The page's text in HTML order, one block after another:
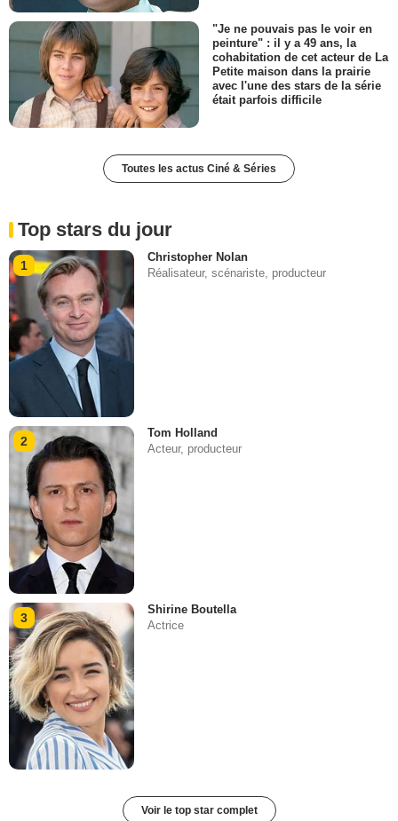
"Je ne pouvais pas le voir en
peinture" : il y a 49 ans, la
cohabitation de cet acteur de La
Petite maison dans la prairie
avec l'une des stars de la série
était parfois difficile
Toutes les actus Ciné & Séries
Top stars du jour
1
Christopher Nolan
Réalisateur, scénariste, producteur
2
Tom Holland
Acteur, producteur
3
Shirine Boutella
Actrice
Voir le top star complet